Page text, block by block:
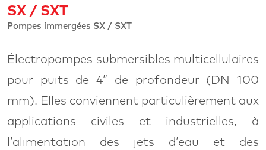
SX / SXT
Pompes immergées SX / SXT
Électropompes submersibles multicellulaires
pour puits de 4” de profondeur (DN 100
mm). Elles conviennent particulièrement aux
applications civiles et industrielles, à
l’alimentation des jets d’eau et des